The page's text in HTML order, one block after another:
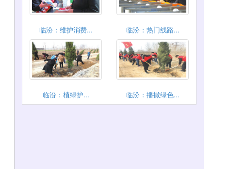
临汾：维护消费... 临汾：热门线路...
临汾：植绿护... 临汾：播撒绿色...